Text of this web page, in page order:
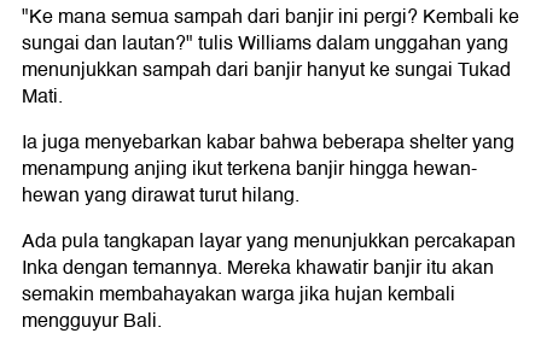
"Ke mana semua sampah dari banjir ini pergi? Kembali ke
sungai dan lautan?" tulis Williams dalam unggahan yang
menunjukkan sampah dari banjir hanyut ke sungai Tukad
Mati.
Ia juga menyebarkan kabar bahwa beberapa shelter yang
menampung anjing ikut terkena banjir hingga hewan-
hewan yang dirawat turut hilang.
Ada pula tangkapan layar yang menunjukkan percakapan
Inka dengan temannya. Mereka khawatir banjir itu akan
semakin membahayakan warga jika hujan kembali
mengguyur Bali.